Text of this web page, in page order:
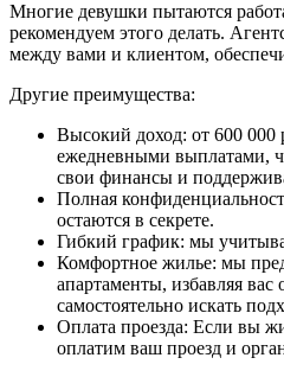
Многие девушки пытаются
рекомендуем этого делать.
между вами и клиентом,
Другие преимущества:
Высокий доход: от 600 000
ежедневными выплатами,
свои финансы и
Полная
остаются в секрете.
Гибкий график: мы
Комфортное жилье: мы
апартаменты, избавляя вас
самостоятельно искать
Оплата проезда: Если вы
оплатим ваш проезд и